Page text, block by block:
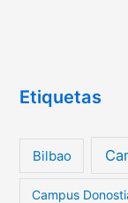
Etiquetas
Bilbao
Campus